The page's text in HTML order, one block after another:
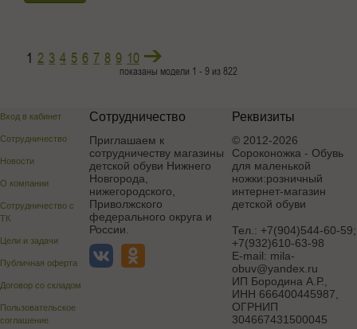
1 2 3 4 5 6 7 8 9 10
показаны модели 1 - 9 из 822
Вход в кабинет
Сотрудничество
Новости
О компании
Сотрудничество с
ТК
Цели и задачи
Публичная оферта
Договор со складом
Пользовательское
соглашение
Сотрудничество
Приглашаем к
сотрудничеству магазины
детской обуви Нижнего
Новгорода,
нижегородского,
Приволжского
федерального округа и
России.
Реквизиты
© 2012-2026
Сороконожка - Обувь
для маленькой
ножки:розничный
интернет-магазин
детской обуви
Тел.: +7(904)544-60-59;
+7(932)610-63-98
E-mail: mila-
obuv@yandex.ru
ИП Бородина А.Р.
ИНН 666400445987,
ОГРНИП
304667431500045